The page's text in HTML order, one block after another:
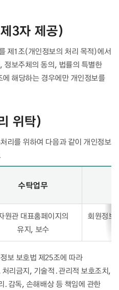
3자 제공)
제1조(개인정보의 처리 목적)에서
정보주체의 동의, 법률의 특별한
해당하는 경우에만 개인정보를
위탁)
리를 위하여 다음과 같이 개인정보
수탁업무
원관 대표홈페이지의
유지, 보수
회원정보
보 보호법 제25조에 따라
리금지, 기술적․관리적 보호조치,
․감독, 손해배상 등 책임에 관한